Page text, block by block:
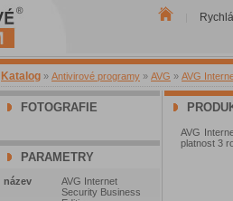
Katalog » Antivirové programy » AVG » AVG
FOTOGRAFIE
PARAMETRY
název
AVG Internet
Security Business
AVG
platnost 3